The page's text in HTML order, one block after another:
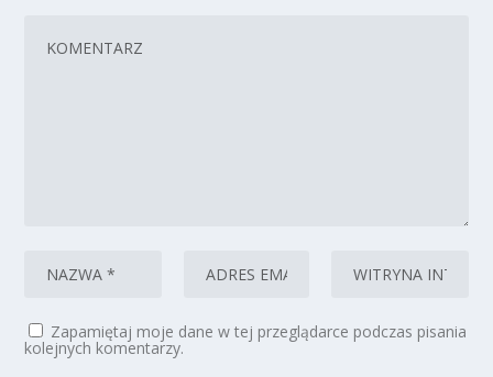
Zapamiętaj moje dane w tej przeglądarce podczas pisania
kolejnych komentarzy.